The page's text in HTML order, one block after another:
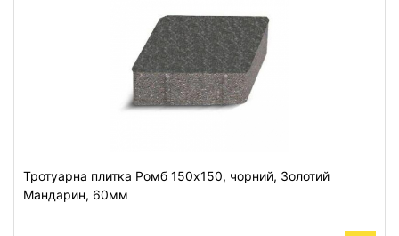
Тротуарна плитка Ромб 150х150, чорний, Золотий
Мандарин, 60мм